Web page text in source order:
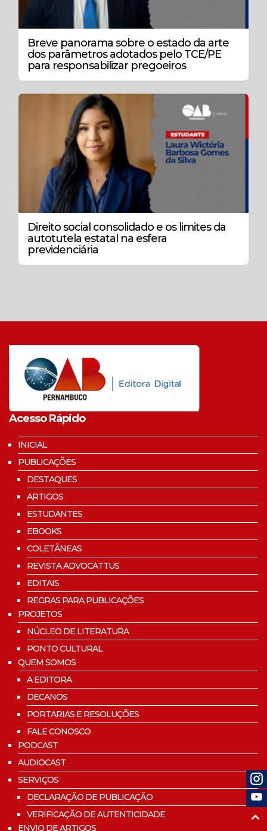
Breve panorama sobre o estado da arte
dos parâmetros adotados pelo TCE/PE
para responsabilizar pregoeiros
Direito social consolidado e os limites da
autotutela estatal na esfera
previdenciária
Acesso Rápido
INICIAL
PUBLICAÇÕES
DESTAQUES
ARTIGOS
ESTUDANTES
EBOOKS
COLETÂNEAS
REVISTA ADVOCATTUS
EDITAIS
REGRAS PARA PUBLICAÇÕES
PROJETOS
NÚCLEO DE LITERATURA
PONTO CULTURAL
QUEM SOMOS
A EDITORA
DECANOS
PORTARIAS E RESOLUÇÕES
FALE CONOSCO
PODCAST
AUDIOCAST
SERVIÇOS
DECLARAÇÃO DE PUBLICAÇÃO
VERIFICAÇÃO DE AUTENTICIDADE
ENVIO DE ARTIGOS